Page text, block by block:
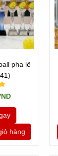
pha lê
hàng